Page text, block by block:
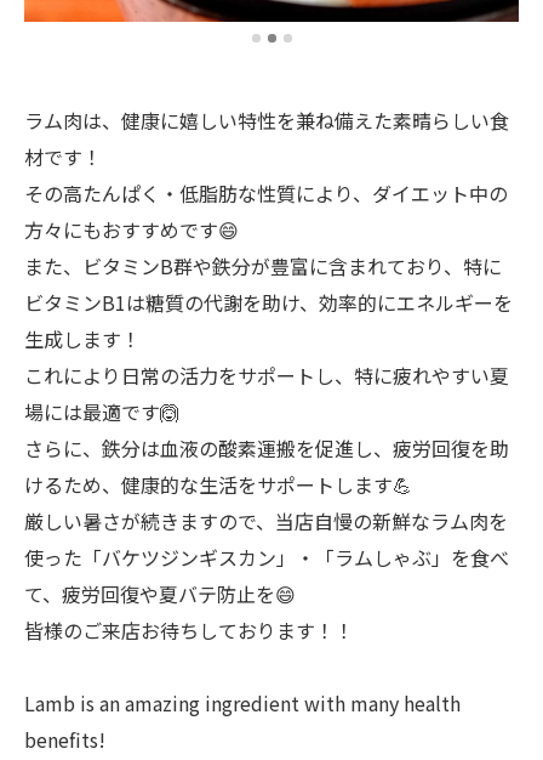
ラム肉は、健康に嬉しい特性を兼ね備えた素晴らしい食
材です！
その高たんぱく・低脂肪な性質により、ダイエット中の
方々にもおすすめです😄
また、ビタミンB群や鉄分が豊富に含まれており、特に
ビタミンB1は糖質の代謝を助け、効率的にエネルギーを
生成します！
これにより日常の活力をサポートし、特に疲れやすい夏
場には最適です🙆
さらに、鉄分は血液の酸素運搬を促進し、疲労回復を助
けるため、健康的な生活をサポートします💪
厳しい暑さが続きますので、当店自慢の新鮮なラム肉を
使った「バケツジンギスカン」・「ラムしゃぶ」を食べ
て、疲労回復や夏バテ防止を😄
皆様のご来店お待ちしております！！
Lamb is an amazing ingredient with many health
benefits!